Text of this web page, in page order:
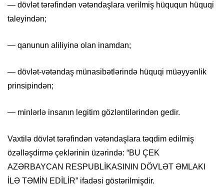
— dövlət tərəfindən vətəndaşlara verilmiş hüququn hüquqi
taleyindən;
— qanunun aliliyinə olan inamdan;
— dövlət-vətəndaş münasibətlərində hüquqi müəyyənlik
prinsipindən;
— minlərlə insanın legitim gözləntilərindən gedir.
Vaxtilə dövlət tərəfindən vətəndaşlara təqdim edilmiş
özəlləşdirmə çeklərinin üzərində: “BU ÇEK
AZƏRBAYCAN RESPUBLİKASININ DÖVLƏT ƏMLAKI
İLƏ TƏMİN EDİLİR” ifadəsi göstərilmişdir.